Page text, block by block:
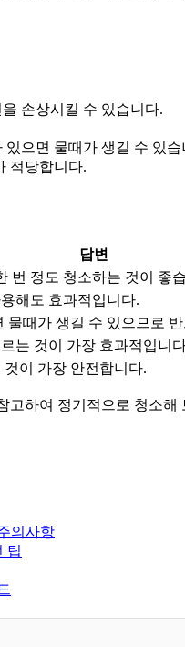
손상시킬 수 있습니다.
으면 물때가 생길 수 있습
적당합니다.
답변
번 정도 청소하는 것이 좋
해도 효과적입니다.
물때가 생길 수 있으므로
는 것이 가장 효과적입니
이 가장 안전합니다.
하여 정기적으로 청소
의사항
팁